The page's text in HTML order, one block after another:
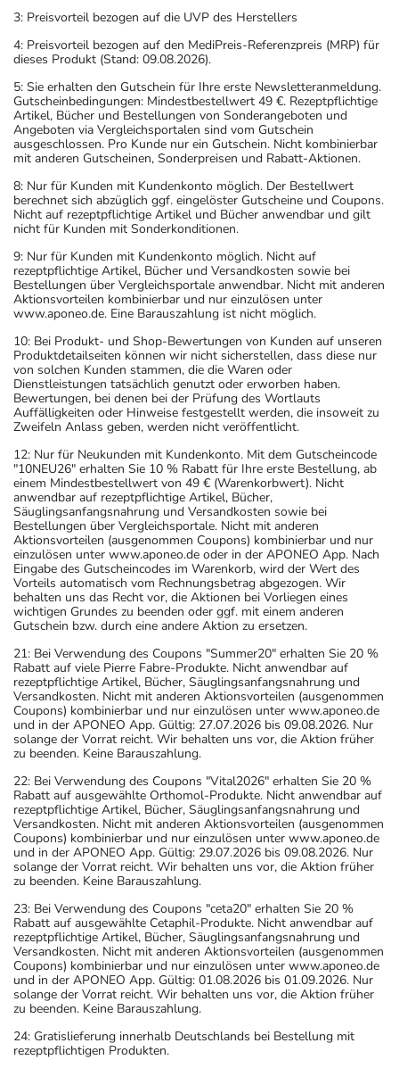
3: Preisvorteil bezogen auf die UVP des Herstellers
4: Preisvorteil bezogen auf den MediPreis-Referenzpreis (MRP) für
dieses Produkt (Stand: 09.08.2026).
5: Sie erhalten den Gutschein für Ihre erste Newsletteranmeldung.
Gutscheinbedingungen: Mindestbestellwert 49 €. Rezeptpflichtige
Artikel, Bücher und Bestellungen von Sonderangeboten und
Angeboten via Vergleichsportalen sind vom Gutschein
ausgeschlossen. Pro Kunde nur ein Gutschein. Nicht kombinierbar
mit anderen Gutscheinen, Sonderpreisen und Rabatt-Aktionen.
8: Nur für Kunden mit Kundenkonto möglich. Der Bestellwert
berechnet sich abzüglich ggf. eingelöster Gutscheine und Coupons.
Nicht auf rezeptpflichtige Artikel und Bücher anwendbar und gilt
nicht für Kunden mit Sonderkonditionen.
9: Nur für Kunden mit Kundenkonto möglich. Nicht auf
rezeptpflichtige Artikel, Bücher und Versandkosten sowie bei
Bestellungen über Vergleichsportale anwendbar. Nicht mit anderen
Aktionsvorteilen kombinierbar und nur einzulösen unter
www.aponeo.de. Eine Barauszahlung ist nicht möglich.
10: Bei Produkt- und Shop-Bewertungen von Kunden auf unseren
Produktdetailseiten können wir nicht sicherstellen, dass diese nur
von solchen Kunden stammen, die die Waren oder
Dienstleistungen tatsächlich genutzt oder erworben haben.
Bewertungen, bei denen bei der Prüfung des Wortlauts
Auffälligkeiten oder Hinweise festgestellt werden, die insoweit zu
Zweifeln Anlass geben, werden nicht veröffentlicht.
12: Nur für Neukunden mit Kundenkonto. Mit dem Gutscheincode
"10NEU26" erhalten Sie 10 % Rabatt für Ihre erste Bestellung, ab
einem Mindestbestellwert von 49 € (Warenkorbwert). Nicht
anwendbar auf rezeptpflichtige Artikel, Bücher,
Säuglingsanfangsnahrung und Versandkosten sowie bei
Bestellungen über Vergleichsportale. Nicht mit anderen
Aktionsvorteilen (ausgenommen Coupons) kombinierbar und nur
einzulösen unter www.aponeo.de oder in der APONEO App. Nach
Eingabe des Gutscheincodes im Warenkorb, wird der Wert des
Vorteils automatisch vom Rechnungsbetrag abgezogen. Wir
behalten uns das Recht vor, die Aktionen bei Vorliegen eines
wichtigen Grundes zu beenden oder ggf. mit einem anderen
Gutschein bzw. durch eine andere Aktion zu ersetzen.
21: Bei Verwendung des Coupons "Summer20" erhalten Sie 20 %
Rabatt auf viele Pierre Fabre-Produkte. Nicht anwendbar auf
rezeptpflichtige Artikel, Bücher, Säuglingsanfangsnahrung und
Versandkosten. Nicht mit anderen Aktionsvorteilen (ausgenommen
Coupons) kombinierbar und nur einzulösen unter www.aponeo.de
und in der APONEO App. Gültig: 27.07.2026 bis 09.08.2026. Nur
solange der Vorrat reicht. Wir behalten uns vor, die Aktion früher
zu beenden. Keine Barauszahlung.
22: Bei Verwendung des Coupons "Vital2026" erhalten Sie 20 %
Rabatt auf ausgewählte Orthomol-Produkte. Nicht anwendbar auf
rezeptpflichtige Artikel, Bücher, Säuglingsanfangsnahrung und
Versandkosten. Nicht mit anderen Aktionsvorteilen (ausgenommen
Coupons) kombinierbar und nur einzulösen unter www.aponeo.de
und in der APONEO App. Gültig: 29.07.2026 bis 09.08.2026. Nur
solange der Vorrat reicht. Wir behalten uns vor, die Aktion früher
zu beenden. Keine Barauszahlung.
23: Bei Verwendung des Coupons "ceta20" erhalten Sie 20 %
Rabatt auf ausgewählte Cetaphil-Produkte. Nicht anwendbar auf
rezeptpflichtige Artikel, Bücher, Säuglingsanfangsnahrung und
Versandkosten. Nicht mit anderen Aktionsvorteilen (ausgenommen
Coupons) kombinierbar und nur einzulösen unter www.aponeo.de
und in der APONEO App. Gültig: 01.08.2026 bis 01.09.2026. Nur
solange der Vorrat reicht. Wir behalten uns vor, die Aktion früher
zu beenden. Keine Barauszahlung.
24: Gratislieferung innerhalb Deutschlands bei Bestellung mit
rezeptpflichtigen Produkten.